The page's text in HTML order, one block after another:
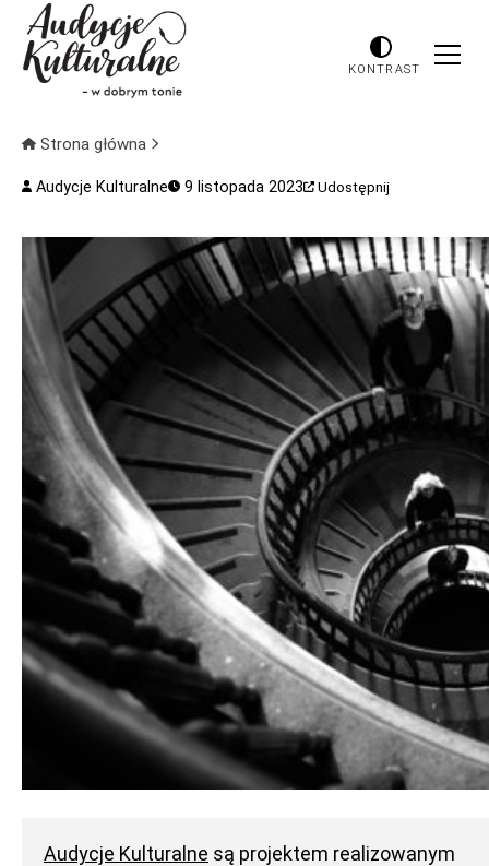
KONTRAST
Strona główna
Audycje Kulturalne 9 listopada 2023 Udostępnij
Audycje Kulturalne są projektem realizowanym